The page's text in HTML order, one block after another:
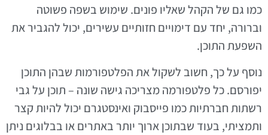
כמו גם של הקהל שאליו פונים. שימוש בשפה פשוטה
וברורה, יחד עם דימויים חזותיים עשירים, יכול להגביר את
השפעת התוכן.
נוסף על כך, חשוב לשקול את הפלטפורמות שבהן התוכן
יפורסם. כל פלטפורמה מצריכה גישה שונה – תוכן על גבי
רשתות חברתיות כמו פייסבוק ואינסטגרם יכול להיות קצר
ותמציתי, בעוד שבתוכן ארוך יותר באתרים או בבלוגים ניתן